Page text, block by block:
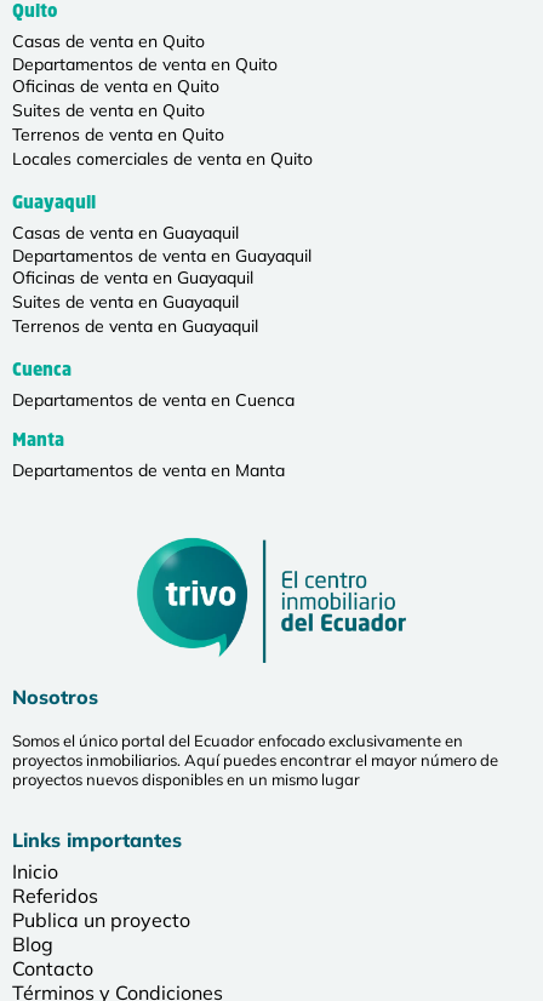
Quito
Casas de venta en Quito
Departamentos de venta en Quito
Oficinas de venta en Quito
Suites de venta en Quito
Terrenos de venta en Quito
Locales comerciales de venta en Quito
Guayaquil
Casas de venta en Guayaquil
Departamentos de venta en Guayaquil
Oficinas de venta en Guayaquil
Suites de venta en Guayaquil
Terrenos de venta en Guayaquil
Cuenca
Departamentos de venta en Cuenca
Manta
Departamentos de venta en Manta
Nosotros
Somos el único portal del Ecuador enfocado exclusivamente en
proyectos inmobiliarios. Aquí puedes encontrar el mayor número de
proyectos nuevos disponibles en un mismo lugar
Links importantes
Inicio
Referidos
Publica un proyecto
Blog
Contacto
Términos y Condiciones